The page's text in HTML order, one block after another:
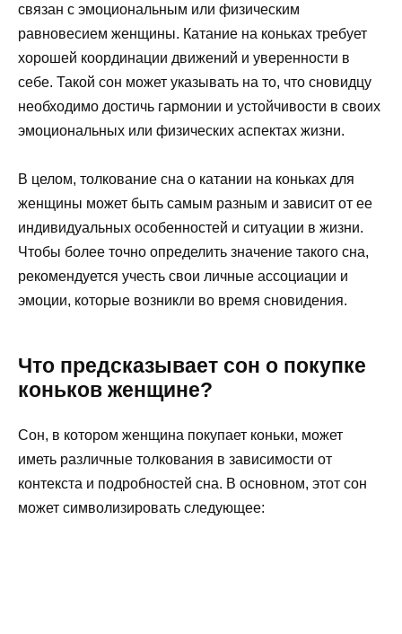
связан с эмоциональным или физическим
равновесием женщины. Катание на коньках требует
хорошей координации движений и уверенности в
себе. Такой сон может указывать на то, что сновидцу
необходимо достичь гармонии и устойчивости в своих
эмоциональных или физических аспектах жизни.
В целом, толкование сна о катании на коньках для
женщины может быть самым разным и зависит от ее
индивидуальных особенностей и ситуации в жизни.
Чтобы более точно определить значение такого сна,
рекомендуется учесть свои личные ассоциации и
эмоции, которые возникли во время сновидения.
Что предсказывает сон о покупке
коньков женщине?
Сон, в котором женщина покупает коньки, может
иметь различные толкования в зависимости от
контекста и подробностей сна. В основном, этот сон
может символизировать следующее: